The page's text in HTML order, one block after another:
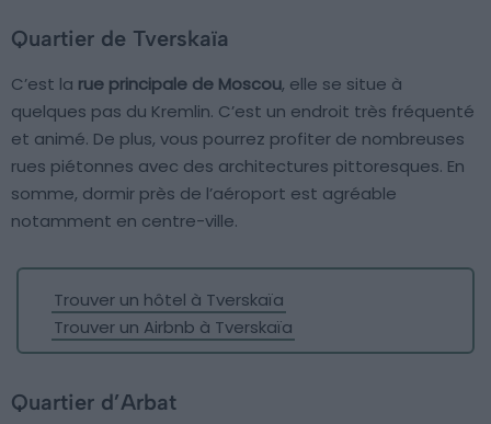
Quartier de Tverskaïa
C’est la rue principale de Moscou, elle se situe à
quelques pas du Kremlin. C’est un endroit très fréquenté
et animé. De plus, vous pourrez profiter de nombreuses
rues piétonnes avec des architectures pittoresques. En
somme, dormir près de l’aéroport est agréable
notamment en centre-ville.
Trouver un hôtel à Tverskaïa
Trouver un Airbnb à Tverskaïa
Quartier d’Arbat